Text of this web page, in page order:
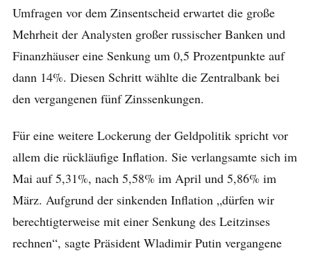
Umfragen vor dem Zinsentscheid erwartet die große
Mehrheit der Analysten großer russischer Banken und
Finanzhäuser eine Senkung um 0,5 Prozentpunkte auf
dann 14%. Diesen Schritt wählte die Zentralbank bei
den vergangenen fünf Zinssenkungen.
Für eine weitere Lockerung der Geldpolitik spricht vor
allem die rückläufige Inflation. Sie verlangsamte sich im
Mai auf 5,31%, nach 5,58% im April und 5,86% im
März. Aufgrund der sinkenden Inflation „dürfen wir
berechtigterweise mit einer Senkung des Leitzinses
rechnen“, sagte Präsident Wladimir Putin vergangene